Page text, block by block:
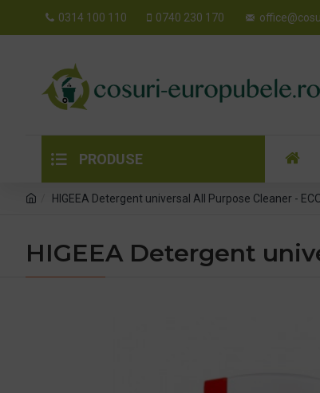
0314 100 110 0740 230 170
PRODUSE
HIGEEA Detergent universal All Purpose Cleaner -
HIGEEA Detergent